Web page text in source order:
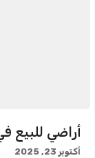
أراضي
أكتوبر 23, 2025